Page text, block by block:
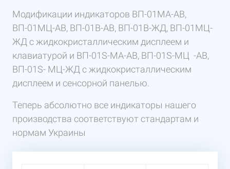
Модификации индикаторов ВП-01МА-АВ,
ВП-01МЦ-АВ, ВП-01В-АВ, ВП-01В-ЖД, ВП-01МЦ-
ЖД с жидкокристаллическим дисплеем и
клавиатурой и ВП-01S-MA-AB, ВП-01S-МЦ -АВ,
ВП-01S- МЦ-ЖД с жидкокристаллическим
дисплеем и сенсорной панелью.
Теперь абсолютно все индикаторы нашего
производства соответствуют стандартам и
нормам Украины